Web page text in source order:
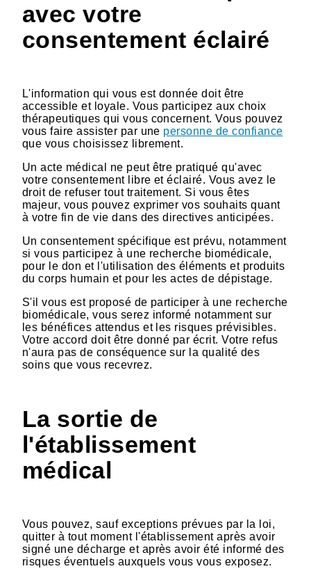
avec votre
consentement éclairé
L'information qui vous est donnée doit être
accessible et loyale. Vous participez aux choix
thérapeutiques qui vous concernent. Vous pouvez
vous faire assister par une personne de confiance
que vous choisissez librement.
Un acte médical ne peut être pratiqué qu'avec
votre consentement libre et éclairé. Vous avez le
droit de refuser tout traitement. Si vous êtes
majeur, vous pouvez exprimer vos souhaits quant
à votre fin de vie dans des directives anticipées.
Un consentement spécifique est prévu, notamment
si vous participez à une recherche biomédicale,
pour le don et l'utilisation des éléments et produits
du corps humain et pour les actes de dépistage.
S'il vous est proposé de participer à une recherche
biomédicale, vous serez informé notamment sur
les bénéfices attendus et les risques prévisibles.
Votre accord doit être donné par écrit. Votre refus
n'aura pas de conséquence sur la qualité des
soins que vous recevrez.
La sortie de
l'établissement
médical
Vous pouvez, sauf exceptions prévues par la loi,
quitter à tout moment l'établissement après avoir
signé une décharge et après avoir été informé des
risques éventuels auxquels vous vous exposez.